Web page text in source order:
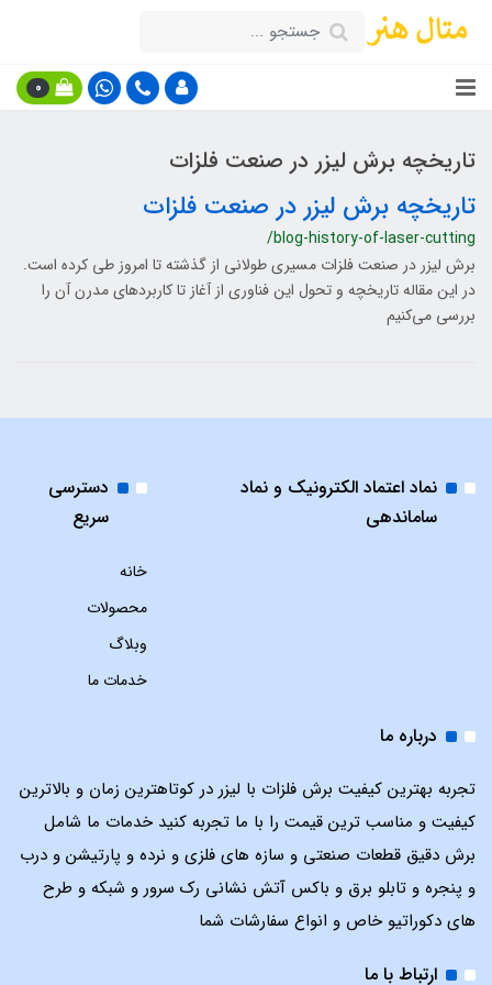
0
تاریخچه برش لیزر در صنعت فلزات
تاریخچه برش لیزر در صنعت فلزات
/blog-history-of-laser-cutting
برش لیزر در صنعت فلزات مسیری طولانی از گذشته تا امروز طی کرده است.
در این مقاله تاریخچه و تحول این فناوری از آغاز تا کاربردهای مدرن آن را
بررسی می‌کنیم
نماد اعتماد الکترونیک و نماد
ساماندهی
دسترسی
سریع
خانه
محصولات
وبلاگ
خدمات ما
درباره ما
تجربه بهترین کیفیت برش فلزات با لیزر در کوتاهترین زمان و بالاترین
کیفیت و مناسب ترین قیمت را با ما تجربه کنید خدمات ما شامل
برش دقیق قطعات صنعتی و سازه های فلزی و نرده و پارتیشن و درب
و پنجره و تابلو برق و باکس آتش نشانی رک سرور و شبکه و طرح
های دکوراتیو خاص و انواع سفارشات شما
ارتباط با ما